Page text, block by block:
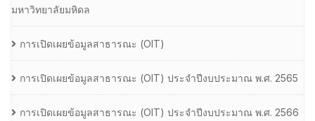
มหาวิทยาลัยมหิดล
การเปิดเผยข้อมูลสาธารณะ (OIT)
การเปิดเผยข้อมูลสาธารณะ (OIT) ประจำปีงบประมาณ พ.ศ. 2565
การเปิดเผยข้อมูลสาธารณะ (OIT) ประจำปีงบประมาณ พ.ศ. 2566